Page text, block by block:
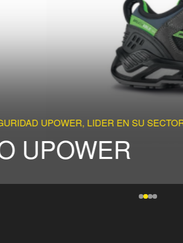
LIDER EN SU SECTOR, por 89,99€+ IVA